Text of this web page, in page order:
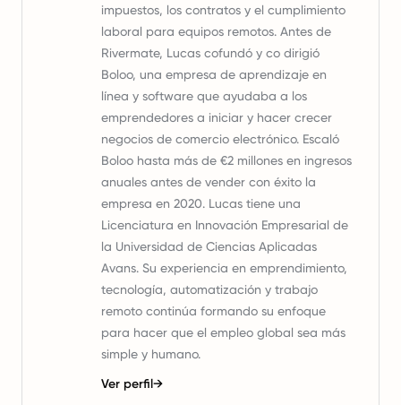
impuestos, los contratos y el cumplimiento
laboral para equipos remotos. Antes de
Rivermate, Lucas cofundó y co dirigió
Boloo, una empresa de aprendizaje en
línea y software que ayudaba a los
emprendedores a iniciar y hacer crecer
negocios de comercio electrónico. Escaló
Boloo hasta más de €2 millones en ingresos
anuales antes de vender con éxito la
empresa en 2020. Lucas tiene una
Licenciatura en Innovación Empresarial de
la Universidad de Ciencias Aplicadas
Avans. Su experiencia en emprendimiento,
tecnología, automatización y trabajo
remoto continúa formando su enfoque
para hacer que el empleo global sea más
simple y humano.
Ver perfil→